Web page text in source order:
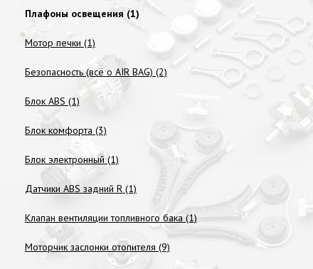
Плафоны освещения (1)
Мотор печки (1)
Безопасность (всё о AIR BAG) (2)
Блок ABS (1)
Блок комфорта (3)
Блок электронный (1)
Датчики ABS задний R (1)
Клапан вентиляции топливного бака (1)
Моторчик заслонки отопителя (9)